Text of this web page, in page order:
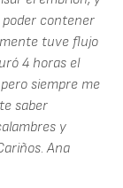
poder contener
tuve flujo
4 horas el
siempre me
saber
y
Ana